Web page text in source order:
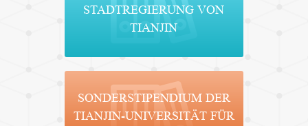
STADTREGIERUNG VON
TIANJIN
SONDERSTIPENDIUM DER
TIANJIN-UNIVERSITÄT FÜR